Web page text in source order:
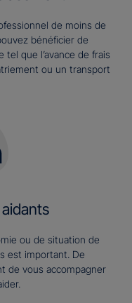
de moins de
bénéficier de
tel que l’avance de frais
ou un transport
ou de situation de
est important. De
de vous accompagner